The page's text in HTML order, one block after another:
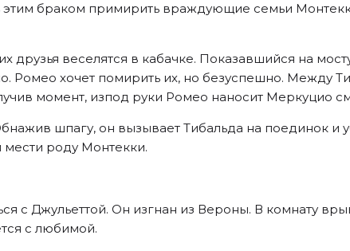
браком примирить враждующие семьи
друзья веселятся в кабачке. Показавшийся на
Ромео хочет помирить их, но безуспешно. Между
момент, изпод руки Ромео наносит Меркуцио
шпагу, он вызывает Тибальда на поединок и
мести роду Монтекки.
с Джульеттой. Он изгнан из Вероны. В комнату
с любимой.